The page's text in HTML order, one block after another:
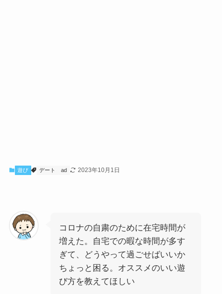
遊び デート ad 2023年10月1日
コロナの自粛のために在宅時間が
増えた。自宅での暇な時間が多す
ぎて、どうやって過ごせばいいか
ちょっと困る。オススメのいい遊
び方を教えてほしい